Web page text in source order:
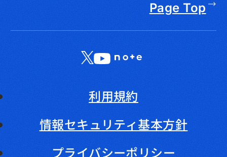
Page Top
XLinkedIn
YouTube
利用規約
情報セキュリティ基本方針
プライバシーポリシー